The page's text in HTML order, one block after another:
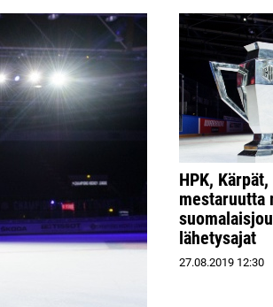
HPK,
mestaruutta
lähetysajat
27.08.2019 12:30